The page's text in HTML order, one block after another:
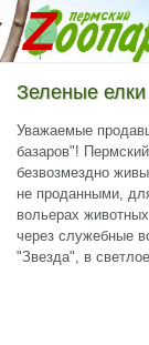
Зеленые
Уважаемые
базаров"!
безвозмездно
не проданными,
вольерах
через служебные
"Звезда", в